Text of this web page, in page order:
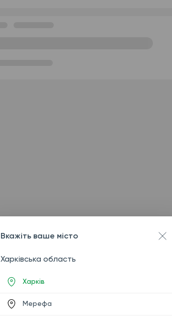
Вкажіть ваше місто
Харківська область
Харків
Мерефа